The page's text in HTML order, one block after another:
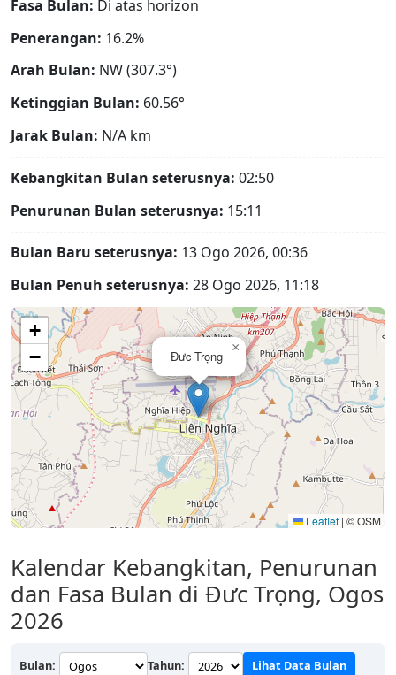
Fasa Bulan: Di atas horizon
Penerangan: 16.2%
Arah Bulan: NW (307.3°)
Ketinggian Bulan: 60.56°
Jarak Bulan: N/A km
Kebangkitan Bulan seterusnya: 02:50
Penurunan Bulan seterusnya: 15:11
Bulan Baru seterusnya: 13 Ogo 2026, 00:36
Bulan Penuh seterusnya: 28 Ogo 2026, 11:18
Đưc Trọng
×
+
−
Leaflet | © OSM
Kalendar Kebangkitan, Penurunan
dan Fasa Bulan di Đưc Trọng, Ogos
2026
Bulan: Tahun: Lihat Data Bulan